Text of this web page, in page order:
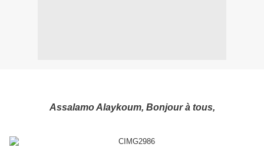
Assalamo Alaykoum, Bonjour à tous,